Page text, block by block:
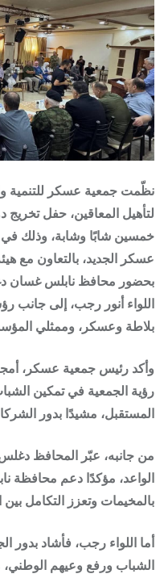
نظّمت جمعية عسكر للتنمية
لتأهيل المعاقين، حفل تخريج
خمسين شابًا وشابة، وذلك في
عسكر الجديد، بالتعاون مع
بحضور محافظ نابلس غسان
اللواء أنور رجب، إلى جانب
بلاطة وعسكر، وممثلي
وأكد رئيس جمعية عسكر،
رؤية الجمعية في تمكين
المستقبل، مشيدًا بدور
من جانبه، عبّر المحافظ دغلس
الواعد، مؤكدًا دعم محافظة
بالمخيمات وتعزز التكامل
أما اللواء رجب، فأشاد بدور
الشباب ورفع وعيهم